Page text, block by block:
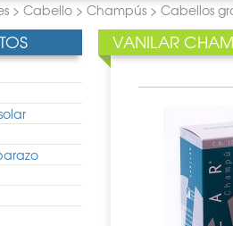
> Cabello > Champús > Cabellos
VANILAR